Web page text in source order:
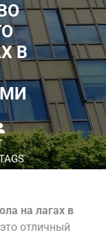
В
на лагах в
отличный